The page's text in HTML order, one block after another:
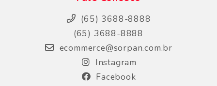
(65) 3688-8888
(65) 3688-8888
ecommerce@sorpan.com.br
Instagram
Facebook